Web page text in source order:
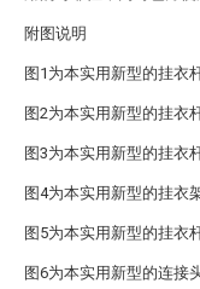
附图说明
图1为本实用新型的挂衣
图2为本实用新型的挂衣
图3为本实用新型的挂衣
图4为本实用新型的挂衣
图5为本实用新型的挂衣
图6为本实用新型的连接